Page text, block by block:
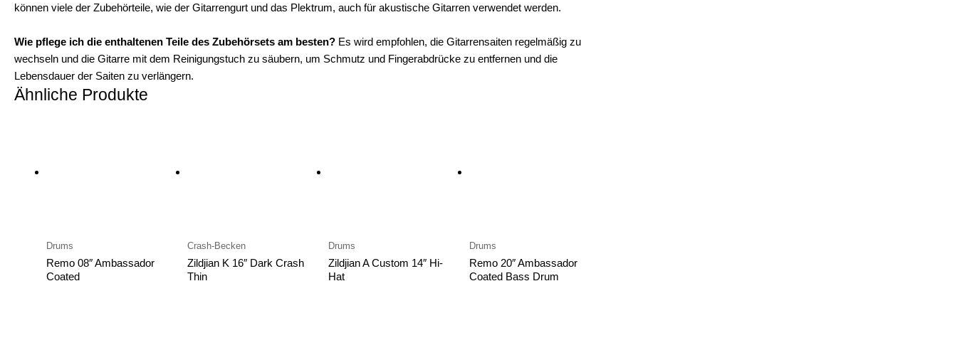
können viele der Zubehörteile, wie der Gitarrengurt und das Plektrum, auch für akustische Gitarren verwendet werden.
Wie pflege ich die enthaltenen Teile des Zubehörsets am besten? Es wird empfohlen, die Gitarrensaiten regelmäßig zu
wechseln und die Gitarre mit dem Reinigungstuch zu säubern, um Schmutz und Fingerabdrücke zu entfernen und die
Lebensdauer der Saiten zu verlängern.
Ähnliche Produkte
Drums
Remo 08″ Ambassador
Coated
Crash-Becken
Zildjian K 16″ Dark Crash
Thin
Drums
Zildjian A Custom 14″ Hi-
Hat
Drums
Remo 20″ Ambassador
Coated Bass Drum